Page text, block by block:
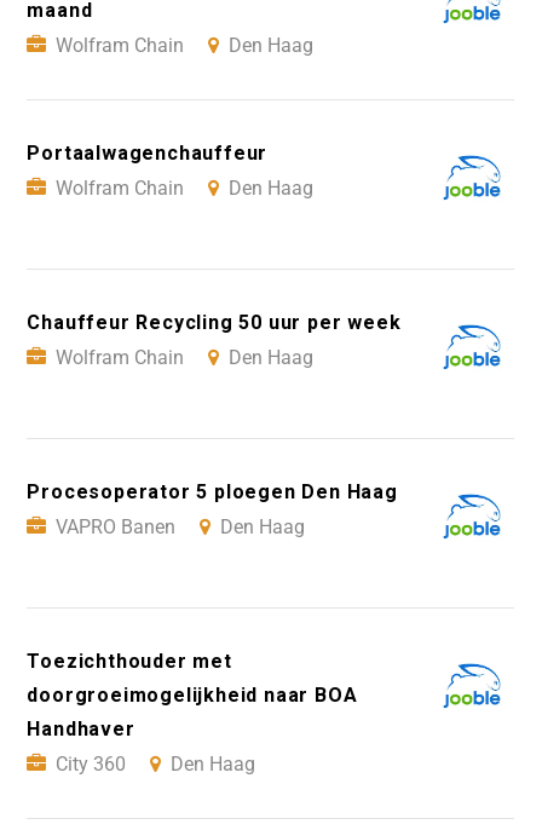
maand
Wolfram Chain
Den Haag
Portaalwagenchauffeur
Wolfram Chain
Den Haag
Chauffeur Recycling 50 uur per week
Wolfram Chain
Den Haag
Procesoperator 5 ploegen Den Haag
VAPRO Banen
Den Haag
Toezichthouder met
doorgroeimogelijkheid naar BOA
Handhaver
City 360
Den Haag